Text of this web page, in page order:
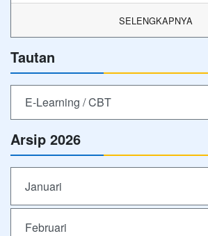
SELENGKAPNYA
Tautan
E-Learning / CBT
Arsip 2026
Januari
Februari